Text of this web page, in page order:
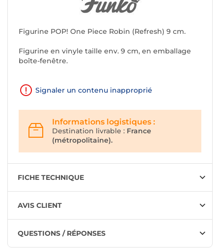
Figurine POP! One Piece Robin (Refresh) 9 cm.
Figurine en vinyle taille env. 9 cm, en emballage
boîte-fenêtre.
Signaler un contenu inapproprié
Informations logistiques :
Destination livrable : France
(métropolitaine).
FICHE TECHNIQUE
AVIS CLIENT
QUESTIONS / RÉPONSES